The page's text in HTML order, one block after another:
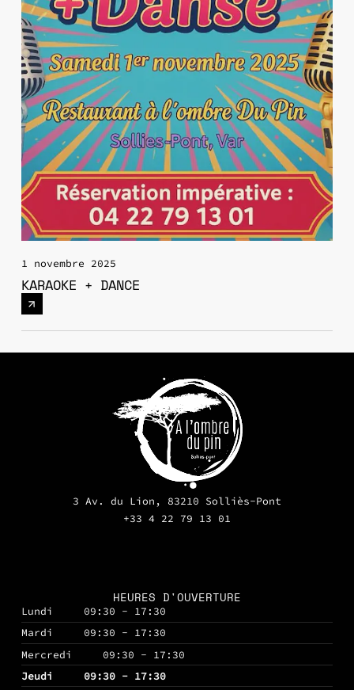
1 novembre 2025
KARAOKE + DANCE
3 Av. du Lion, 83210 Solliès-Pont
+33 4 22 79 13 01
HEURES D'OUVERTURE
Lundi
09:30 - 17:30
Mardi
09:30 - 17:30
Mercredi
09:30 - 17:30
Jeudi
09:30 - 17:30